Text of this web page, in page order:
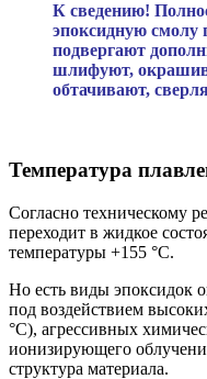
К сведению!
эпоксидную смолу
подвергают
шлифуют,
обтачивают,
Температура
Согласно техническому
переходит в жидкое
температуры +155 °С.
Но есть виды эпоксидок
под воздействием
°С), агрессивных
ионизирующего
структура материала.